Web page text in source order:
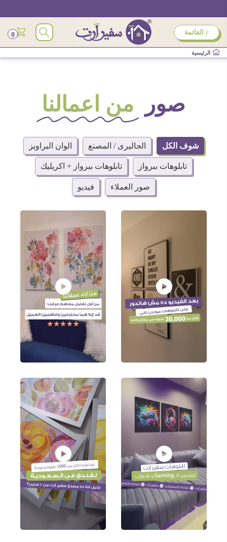
ÿ القائمة 0
الرئيسية
صور من اعمالنا
شوف الكل الجاليرى / المصنع الوان البراويز
تابلوهات ببرواز تابلوهات ببرواز + اكريليك
صور العملاء فيديو